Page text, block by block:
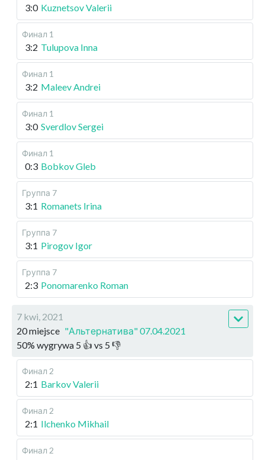
3:0 Kuznetsov Valerii
Финал 1
3:2 Tulupova Inna
Финал 1
3:2 Maleev Andrei
Финал 1
3:0 Sverdlov Sergei
Финал 1
0:3 Bobkov Gleb
Группа 7
3:1 Romanets Irina
Группа 7
3:1 Pirogov Igor
Группа 7
2:3 Ponomarenko Roman
7 kwi, 2021
20 miejsce "Альтернатива" 07.04.2021
50% wygrywa 5 👍 vs 5 👎
Финал 2
2:1 Barkov Valerii
Финал 2
2:1 Ilchenko Mikhail
Финал 2